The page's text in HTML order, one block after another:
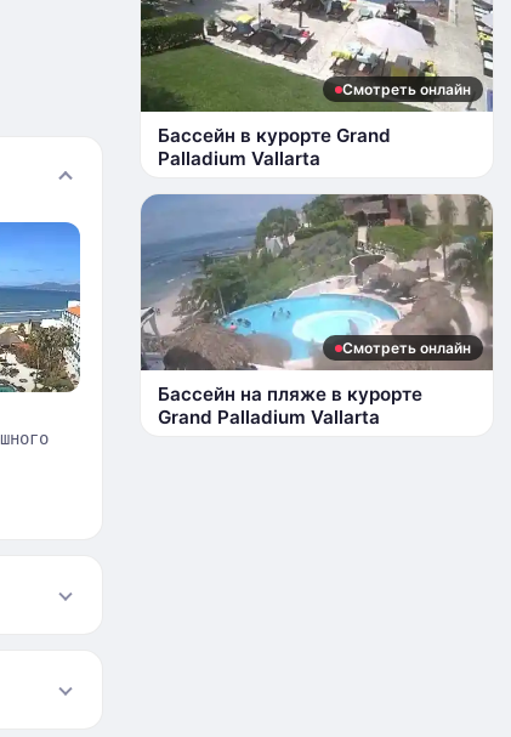
Смотреть онлайн
Бассейн в курорте Grand
Palladium Vallarta
Смотреть онлайн
Бассейн на пляже в курорте
Grand Palladium Vallarta